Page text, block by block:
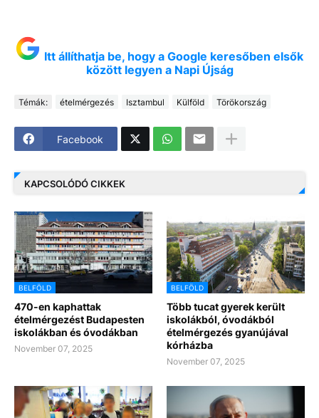
Itt állíthatja be, hogy a Google keresőben elsők
között legyen a Napi Újság
Témák: ételmérgezés Isztambul Külföld Törökország
Facebook
KAPCSOLÓDÓ CIKKEK
BELFÖLD
470-en kaphattak
ételmérgezést Budapesten
iskolákban és óvodákban
November 07, 2025
BELFÖLD
Több tucat gyerek került
iskolákból, óvodákból
ételmérgezés gyanújával
kórházba
November 07, 2025